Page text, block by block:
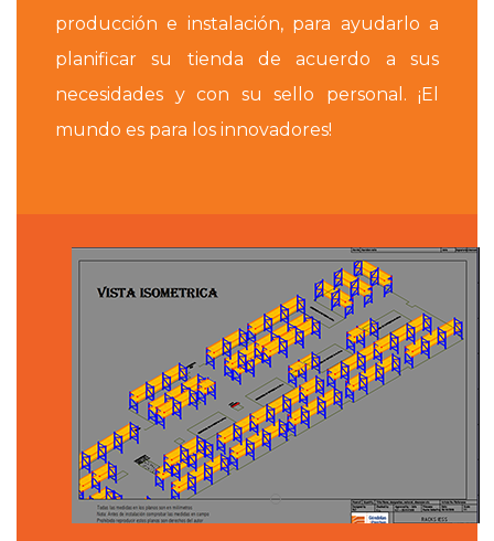
producción e instalación, para ayudarlo a
planificar su tienda de acuerdo a sus
necesidades y con su sello personal. ¡El
mundo es para los innovadores!